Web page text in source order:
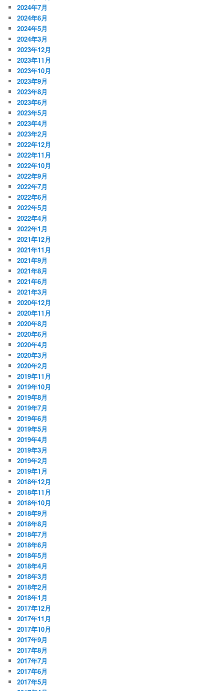
2024年7月
2024年6月
2024年5月
2024年3月
2023年12月
2023年11月
2023年10月
2023年9月
2023年8月
2023年6月
2023年5月
2023年4月
2023年2月
2022年12月
2022年11月
2022年10月
2022年9月
2022年7月
2022年6月
2022年5月
2022年4月
2022年1月
2021年12月
2021年11月
2021年9月
2021年8月
2021年6月
2021年3月
2020年12月
2020年11月
2020年8月
2020年6月
2020年4月
2020年3月
2020年2月
2019年11月
2019年10月
2019年8月
2019年7月
2019年6月
2019年5月
2019年4月
2019年3月
2019年2月
2019年1月
2018年12月
2018年11月
2018年10月
2018年9月
2018年8月
2018年7月
2018年6月
2018年5月
2018年4月
2018年3月
2018年2月
2018年1月
2017年12月
2017年11月
2017年10月
2017年9月
2017年8月
2017年7月
2017年6月
2017年5月